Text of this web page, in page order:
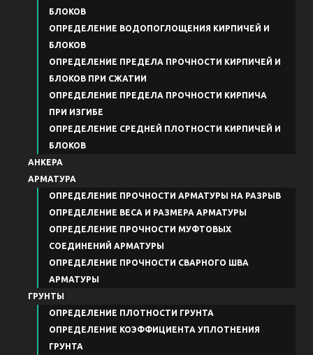
БЛОКОВ
ОПРЕДЕЛЕНИЕ ВОДОПОГЛОЩЕНИЯ КИРПИЧЕЙ И
БЛОКОВ
ОПРЕДЕЛЕНИЕ ПРЕДЕЛА ПРОЧНОСТИ КИРПИЧЕЙ И
БЛОКОВ ПРИ СЖАТИИ
ОПРЕДЕЛЕНИЕ ПРЕДЕЛА ПРОЧНОСТИ КИРПИЧА
ПРИ ИЗГИБЕ
ОПРЕДЕЛЕНИЕ СРЕДНЕЙ ПЛОТНОСТИ КИРПИЧЕЙ И
БЛОКОВ
АНКЕРА
АРМАТУРА
ОПРЕДЕЛЕНИЕ ПРОЧНОСТИ АРМАТУРЫ НА РАЗРЫВ
ОПРЕДЕЛЕНИЕ ВЕСА И РАЗМЕРА АРМАТУРЫ
ОПРЕДЕЛЕНИЕ ПРОЧНОСТИ МУФТОВЫХ
СОЕДИНЕНИЙ АРМАТУРЫ
ОПРЕДЕЛЕНИЕ ПРОЧНОСТИ СВАРНОГО ШВА
АРМАТУРЫ
ГРУНТЫ
ОПРЕДЕЛЕНИЕ ПЛОТНОСТИ ГРУНТА
ОПРЕДЕЛЕНИЕ КОЭФФИЦИЕНТА УПЛОТНЕНИЯ
ГРУНТА